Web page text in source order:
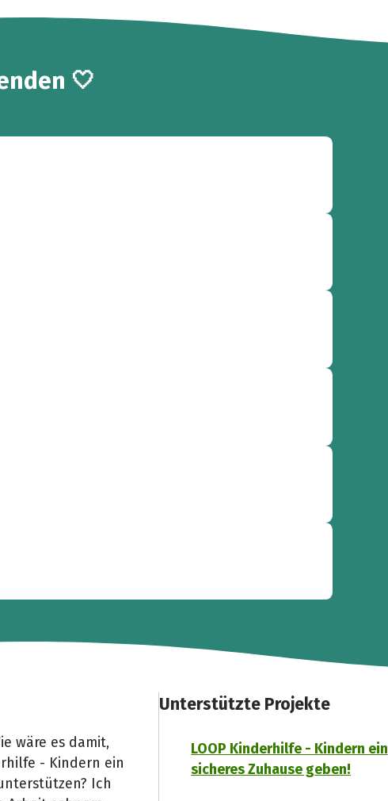
🤍
wäre es damit,
- Kindern ein
Ich
Unterstützte Projekte
LOOP Kinderhilfe - Kindern ein
sicheres Zuhause geben!